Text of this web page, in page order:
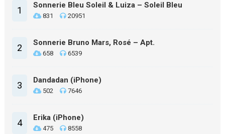
1 Sonnerie Bleu Soleil & Luiza – Soleil Bleu
831 20951
2 Sonnerie Bruno Mars, Rosé – Apt.
658 6539
3 Dandadan (iPhone)
502 7646
4 Erika (iPhone)
475 8558